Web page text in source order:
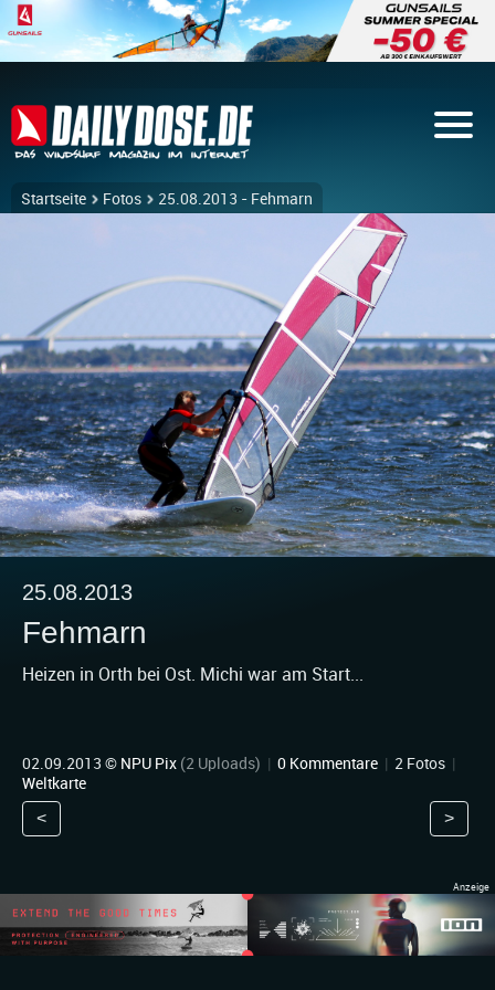
Startseite Fotos 25.08.2013 - Fehmarn
25.08.2013
Fehmarn
Heizen in Orth bei Ost. Michi war am Start...
02.09.2013 © NPU Pix (2 Uploads) | 0 Kommentare | 2 Fotos |
Weltkarte
< >